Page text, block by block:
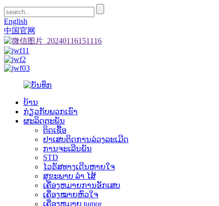
English
中国官网
ບ້ານ
ກ່ຽວ​ກັບ​ພວກ​ເຮົາ
ຜະລິດຕະພັນ
ຕິດເຊື້ອ
ຢາເສບຕິດການລ່ວງລະເມີດ
ການຈະເລີນພັນ
STD
ໄວຣັສທາງເດີນຫາຍໃຈ
ສຸຂະພາບ ລຳ ໄສ້
ເຄື່ອງຫມາຍການອັກເສບ
ເຄື່ອງໝາຍຫົວໃຈ
ເຄື່ອງຫມາຍ tumor